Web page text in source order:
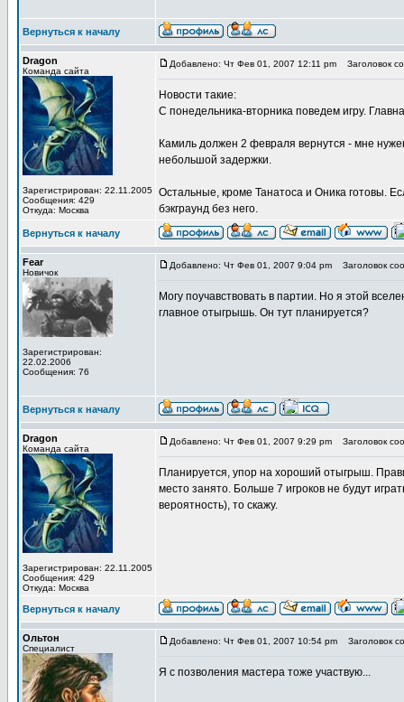
Вернуться к началу
Dragon
Команда сайта
Зарегистрирован: 22.11.2005
Сообщения: 429
Откуда: Москва
Добавлено: Чт Фев 01, 2007 12:11 pm Заголовок
Новости такие:
С понедельника-вторника поведем игру.
Камиль должен 2 февраля вернутся - мне
небольшой задержки.
Остальные, кроме Танатоса и Оника готовы.
бэкграунд без него.
Вернуться к началу
Fear
Новичок
Зарегистрирован:
22.02.2006
Сообщения: 76
Добавлено: Чт Фев 01, 2007 9:04 pm Заголовок
Могу поучавствовать в партии. Но я этой
главное отыгрышь. Он тут планируется?
Вернуться к началу
Dragon
Команда сайта
Зарегистрирован: 22.11.2005
Сообщения: 429
Откуда: Москва
Добавлено: Чт Фев 01, 2007 9:29 pm Заголовок
Планируется, упор на хороший отыгрыш.
место занято. Больше 7 игроков не будут
вероятность), то скажу.
Вернуться к началу
Ольтон
Специалист
Добавлено: Чт Фев 01, 2007 10:54 pm Заголовок
Я с позволения мастера тоже участвую...